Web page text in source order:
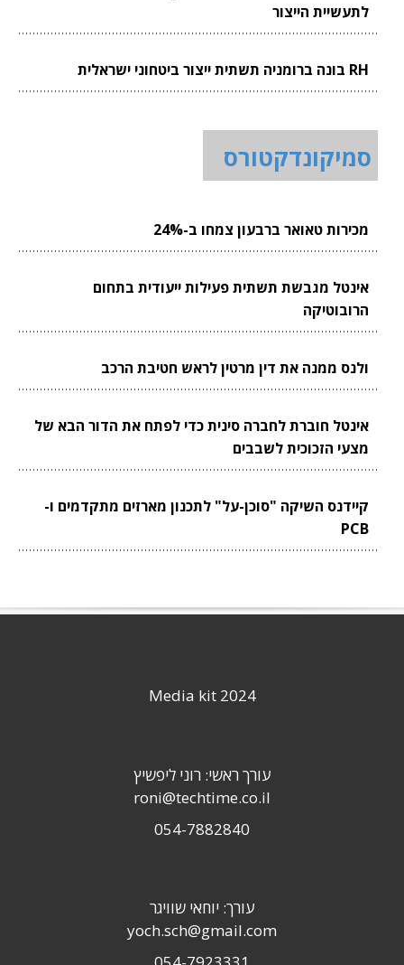
לתעשיית הייצור
RH בונה ברומניה תשתית ייצור ביטחוני ישראלית
סמיקונדקטורס
מכירות טאואר ברבעון צמחו ב-24%
אינטל מגבשת תשתית פעילות ייעודית בתחום
הרובוטיקה
ולנס ממנה את דין מרטין לראש חטיבת הרכב
אינטל חוברת לחברה סינית כדי לפתח את הדור הבא של
מצעי הזכוכית לשבבים
קיידנס השיקה "סוכן-על" לתכנון מארזים מתקדמים ו-
PCB
Media kit 2024
עורך ראשי: רוני ליפשיץ
roni@techtime.co.il
054-7882840
עורך: יוחאי שוויגר
yoch.sch@gmail.com